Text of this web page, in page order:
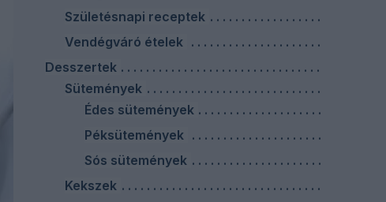
Születésnapi receptek
Vendégváró ételek
Desszertek
Sütemények
Édes sütemények
Péksütemények
Sós sütemények
Kekszek